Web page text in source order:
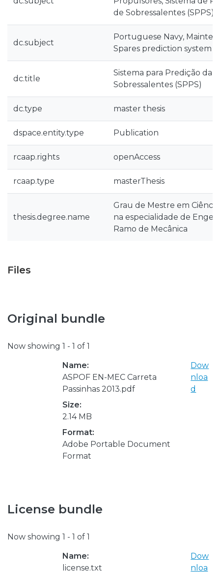
de Sobressalentes (SPPS).
dc.subject
Portuguese Navy,
Spares prediction system
dc.title
Sistema para Predição da
Sobressalentes (SPPS)
dc.type master thesis
dspace.entity.type Publication
rcaap.rights openAccess
rcaap.type masterThesis
thesis.degree.name
Grau de Mestre em
na especialidade de
Ramo de Mecânica
Files
Original bundle
Now showing 1 - 1 of 1
Name:
ASPOF EN-MEC Carreta
Passinhas 2013.pdf
Size:
2.14 MB
Format:
Adobe Portable Document
Format
Dow
nloa
d
License bundle
Now showing 1 - 1 of 1
Name:
license.txt
Dow
nloa